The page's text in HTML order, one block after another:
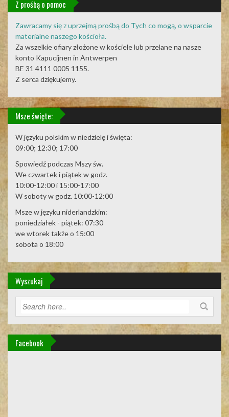
Z prośbą o pomoc
Zawracamy się z uprzejmą prośbą do Tych co mogą, o wsparcie
materialne naszego kościoła.
Za wszelkie ofiary złożone w kościele lub przelane na nasze
konto Kapucijnen in Antwerpen
BE 31 4111 0005 1155.
Z serca dziękujemy.
Msze święte:
W języku polskim w niedzielę i święta:
09:00; 12:30; 17:00
Spowiedź podczas Mszy św.
We czwartek i piątek w godz.
10:00-12:00 i 15:00-17:00
W soboty w godz. 10:00-12:00
Msze w języku niderlandzkim:
poniedziałek - piątek: 07:30
we wtorek także o 15:00
sobota o 18:00
Wyszukaj
Facebook